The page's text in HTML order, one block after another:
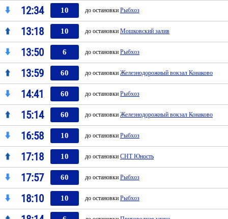
12:34 10 до остановки Рыбхоз
13:18 10 до остановки Мошковский залив
13:50 6 до остановки Рыбхоз
13:59 60 до остановки Железнодорожный вокзал Конаково
14:41 60 до остановки Рыбхоз
15:14 60 до остановки Железнодорожный вокзал Конаково
16:58 10 до остановки Рыбхоз
17:18 10 до остановки СНТ Юность
17:57 60 до остановки Рыбхоз
18:10 10 до остановки Рыбхоз